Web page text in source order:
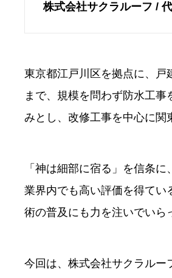
株式会社サクラルーフ /
東京都江戸川区を拠点に、戸
まで、規模を問わず防水工
みとし、改修工事を中心に関
「神は細部に宿る」を信条
業界内でも高い評価を得てい
術の普及にも力を注いでいら
今回は、株式会社サクラルー